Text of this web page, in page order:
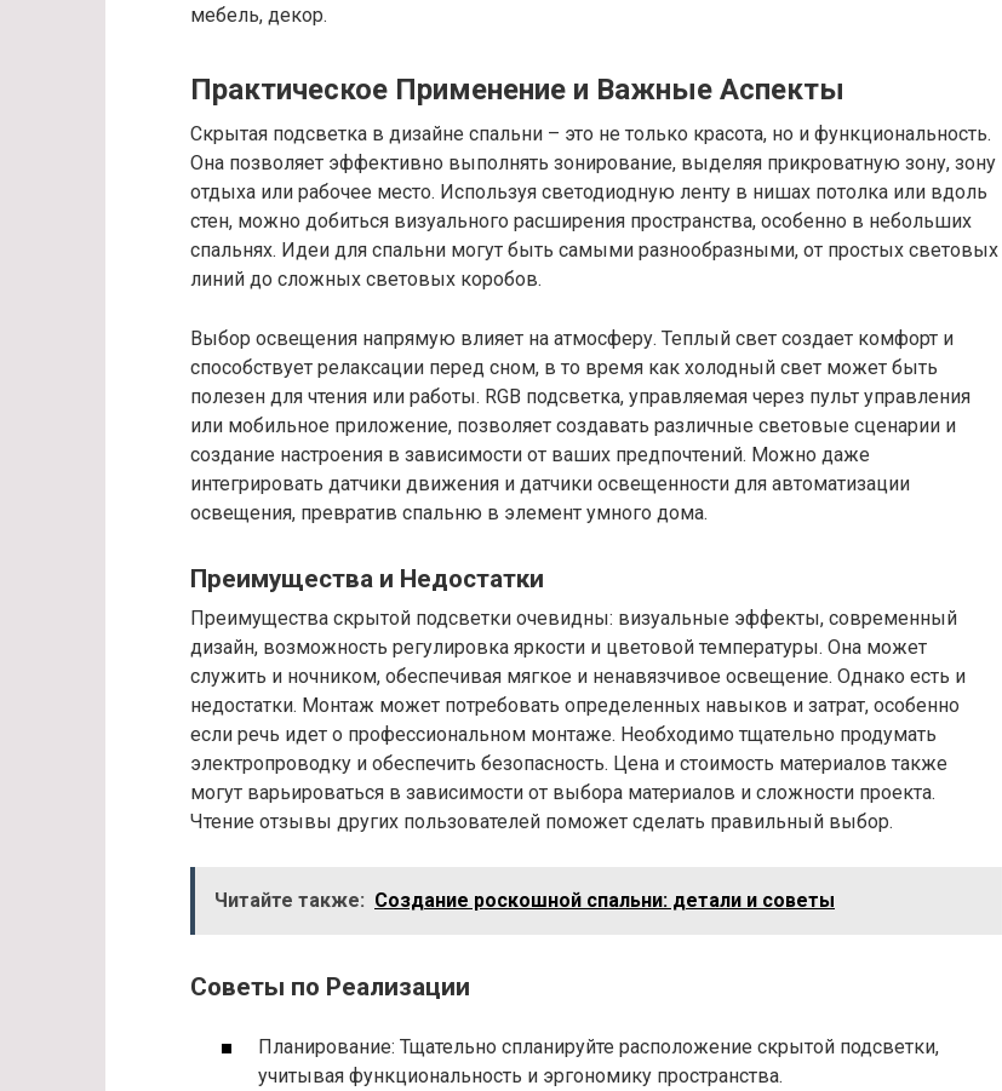
мебель, декор.
Практическое Применение и Важные Аспекты
Скрытая подсветка в дизайне спальни – это не только красота, но и функциональность.
Она позволяет эффективно выполнять зонирование, выделяя прикроватную зону, зону
отдыха или рабочее место. Используя светодиодную ленту в нишах потолка или вдоль
стен, можно добиться визуального расширения пространства, особенно в небольших
спальнях. Идеи для спальни могут быть самыми разнообразными, от простых световых
линий до сложных световых коробов.
Выбор освещения напрямую влияет на атмосферу. Теплый свет создает комфорт и
способствует релаксации перед сном, в то время как холодный свет может быть
полезен для чтения или работы. RGB подсветка, управляемая через пульт управления
или мобильное приложение, позволяет создавать различные световые сценарии и
создание настроения в зависимости от ваших предпочтений. Можно даже
интегрировать датчики движения и датчики освещенности для автоматизации
освещения, превратив спальню в элемент умного дома.
Преимущества и Недостатки
Преимущества скрытой подсветки очевидны: визуальные эффекты, современный
дизайн, возможность регулировка яркости и цветовой температуры. Она может
служить и ночником, обеспечивая мягкое и ненавязчивое освещение. Однако есть и
недостатки. Монтаж может потребовать определенных навыков и затрат, особенно
если речь идет о профессиональном монтаже. Необходимо тщательно продумать
электропроводку и обеспечить безопасность. Цена и стоимость материалов также
могут варьироваться в зависимости от выбора материалов и сложности проекта.
Чтение отзывы других пользователей поможет сделать правильный выбор.
Читайте также: Создание роскошной спальни: детали и советы
Советы по Реализации
Планирование: Тщательно спланируйте расположение скрытой подсветки,
учитывая функциональность и эргономику пространства.